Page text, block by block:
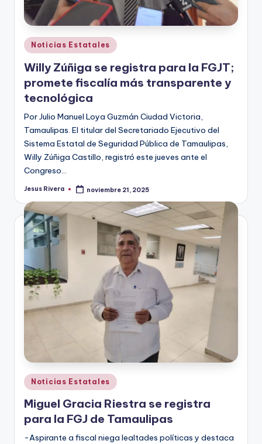
Publicado
en
Noticias Estatales
Willy Zúñiga se registra para la FGJT;
promete fiscalía más transparente y
tecnológica
Por Julio Manuel Loya Guzmán Ciudad Victoria,
Tamaulipas. El titular del Secretariado Ejecutivo del
Sistema Estatal de Seguridad Pública de Tamaulipas,
Willy Zúñiga Castillo, registró este jueves ante el
Congreso…
Publicado
Jesus Rivera noviembre 21, 2025
Publicado
en
Noticias Estatales
Miguel Gracia Riestra se registra
para la FGJ de Tamaulipas
-Aspirante a fiscal niega lealtades políticas y destaca